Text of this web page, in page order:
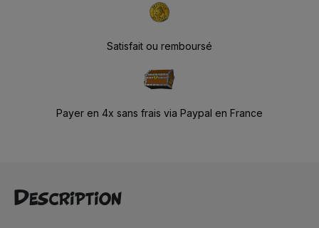
Satisfait ou remboursé
Payer en 4x sans frais via Paypal en France
Description